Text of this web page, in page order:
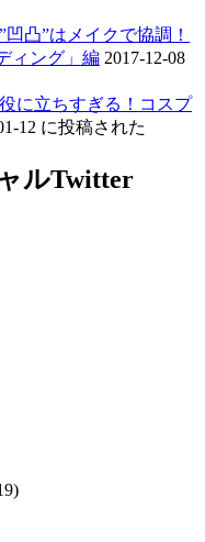
凸”はメイクで協調！
ィング」編 2017-12-08
に立ちすぎる！コスプ
12 に投稿された
ルTwitter